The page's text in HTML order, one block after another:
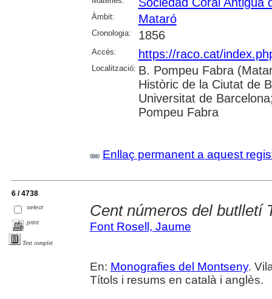
Àmbit: Mataró
Cronologia: 1856
Accés: https://raco.cat/
Localització: B. Pompeu Fabra
Històric de la Ciutat de
Universitat de
Pompeu Fabra
Enllaç permanent a aquest
6 / 4738
select
print
Text complet
Cent números del butlletí
Font Rosell, Jaume
En: Monografies del Montseny.
Títols i resums en català i anglès.